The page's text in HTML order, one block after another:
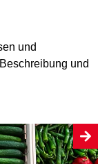
und
und